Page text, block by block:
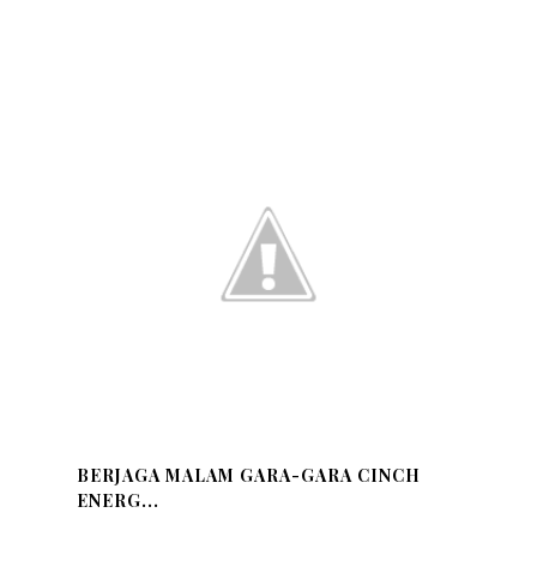
BERJAGA MALAM GARA-GARA CINCH
ENERG...